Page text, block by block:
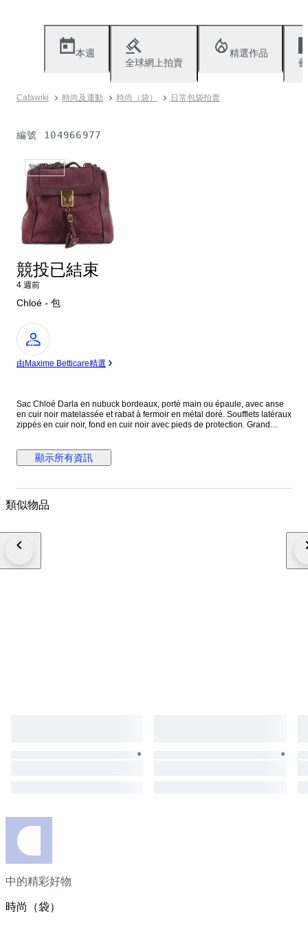
本週
全球網上拍賣
精選作品
Catawiki 時尚及運動 時尚（袋） 日常包袋拍賣
編號 104966977
無法使用
競投已結束
4 週前
Chloé - 包
專
家
由Maxime Betticare精選
Sac Chloé Darla en nubuck bordeaux, porté main ou épaule, avec anse
en cuir noir matelassée et rabat à fermoir en métal doré. Soufflets latéraux
zippés en cuir noir, fond en cuir noir avec pieds de protection. Grand
des ventes privées. Légère patine du nubuck signalée.
顯示所有資訊
類似物品
中的精彩好物
時尚（袋）